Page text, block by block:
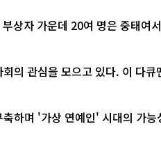
상자 가운데 20여 명은 중태여
하며 '가상 연예인' 시대의 가